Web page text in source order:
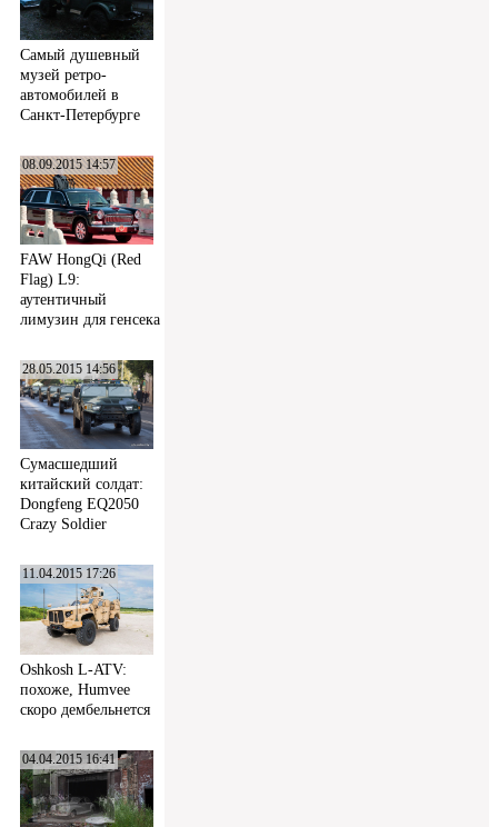
Самый душевный
музей ретро-
автомобилей в
Санкт-Петербурге
08.09.2015 14:57
FAW HongQi (Red
Flag) L9:
аутентичный
лимузин для генсека
28.05.2015 14:56
Сумасшедший
китайский солдат:
Dongfeng EQ2050
Crazy Soldier
11.04.2015 17:26
Oshkosh L-ATV:
похоже, Humvee
скоро дембельнется
04.04.2015 16:41